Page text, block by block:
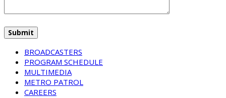
BROADCASTERS
PROGRAM SCHEDULE
MULTIMEDIA
METRO PATROL
CAREERS